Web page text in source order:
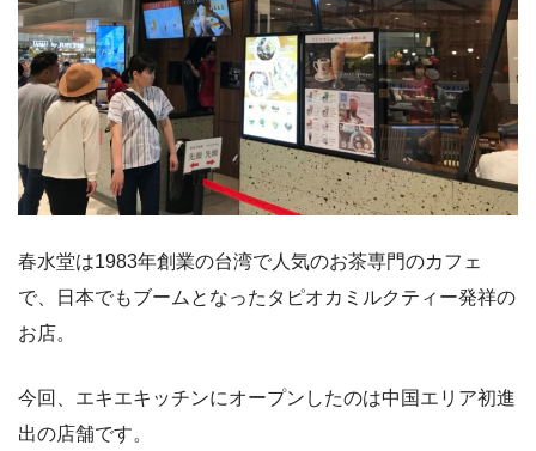
春水堂は1983年創業の台湾で人気のお茶専門のカフェ
で、日本でもブームとなったタピオカミルクティー発祥の
お店。
今回、エキエキッチンにオープンしたのは中国エリア初進
出の店舗です。